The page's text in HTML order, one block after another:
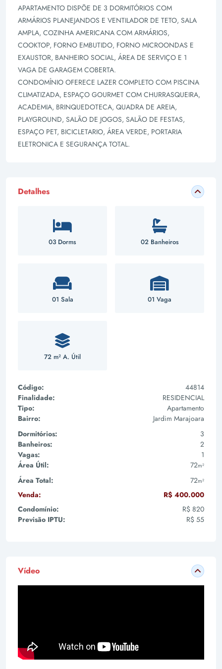
APARTAMENTO DISPÕE DE 3 DORMITÓRIOS COM
ARMÁRIOS PLANEJANDOS E VENTILADOR DE TETO, SALA
AMPLA, COZINHA AMERICANA COM ARMÁRIOS,
COOKTOP, FORNO EMBUTIDO, FORNO MICROONDAS E
EXAUSTOR, BANHEIRO SOCIAL, ÁREA DE SERVIÇO E 1
VAGA DE GARAGEM COBERTA.
CONDOMÍNIO OFERECE LAZER COMPLETO COM PISCINA
CLIMATIZADA, ESPAÇO GOURMET COM CHURRASQUEIRA,
ACADEMIA, BRINQUEDOTECA, QUADRA DE AREIA,
PLAYGROUND, SALÃO DE JOGOS, SALÃO DE FESTAS,
ESPAÇO PET, BICICLETARIO, ÁREA VERDE, PORTARIA
ELETRONICA E SEGURANÇA TOTAL.
Detalhes
03 Dorms 02 Banheiros
01 Sala 01 Vaga
72 m² A. Útil
Código:
44814
Finalidade:
RESIDENCIAL
Tipo:
Apartamento
Bairro:
Jardim Marajoara
Dormitórios:
3
Banheiros:
2
Vagas:
1
Área Útil:
72m²
Área Total: 72m²
Venda:
R$ 400.000
Condomínio:
R$ 820
Previsão IPTU:
R$ 55
Vídeo